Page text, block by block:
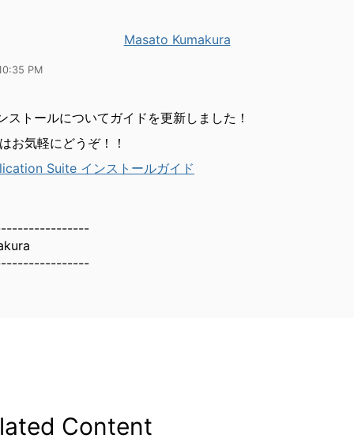
Masato Kumakura
PM
ストールについてガイドを更新しました！
お気軽にどうぞ！！
Suite インストールガイド
Content